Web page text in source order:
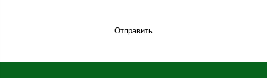
Отправить